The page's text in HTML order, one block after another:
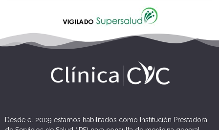
Desde el 2009 estamos habilitados como Institución Prestadora